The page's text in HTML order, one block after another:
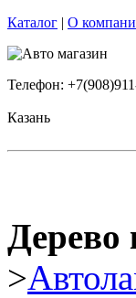
Каталог | О
Телефон:
Казань
Дерево
>